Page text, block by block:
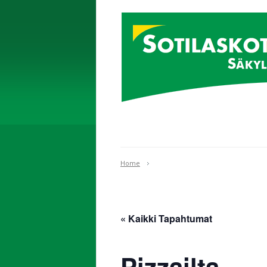
Home
« Kaikki Tapahtumat